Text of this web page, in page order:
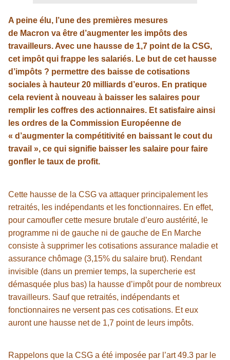
A peine élu, l’une des premières mesures
de Macron va être d’augmenter les impôts des
travailleurs. Avec une hausse de 1,7 point de la CSG,
cet impôt qui frappe les salariés. Le but de cet hausse
d’impôts ? permettre des baisse de cotisations
sociales à hauteur 20 milliards d’euros. En pratique
cela revient à nouveau à baisser les salaires pour
remplir les coffres des actionnaires. Et satisfaire ainsi
les ordres de la Commission Européenne de
« d’augmenter la compétitivité en baissant le cout du
travail », ce qui signifie baisser les salaire pour faire
gonfler le taux de profit.
Cette hausse de la CSG va attaquer principalement les
retraités, les indépendants et les fonctionnaires. En effet,
pour camoufler cette mesure brutale d’euro austérité, le
programme ni de gauche ni de gauche de En Marche
consiste à supprimer les cotisations assurance maladie et
assurance chômage (3,15% du salaire brut). Rendant
invisible (dans un premier temps, la supercherie est
démasquée plus bas) la hausse d’impôt pour de nombreux
travailleurs. Sauf que retraités, indépendants et
fonctionnaires ne versent pas ces cotisations. Et eux
auront une hausse net de 1,7 point de leurs impôts.
Rappelons que la CSG a été imposée par l’art 49.3 par le